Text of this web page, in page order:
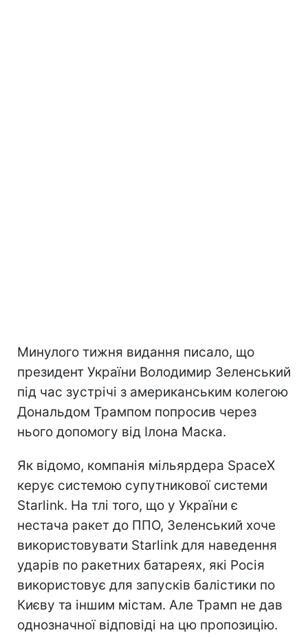
Минулого тижня видання писало, що
президент України Володимир Зеленський
під час зустрічі з американським колегою
Дональдом Трампом попросив через
нього допомогу від Ілона Маска.
Як відомо, компанія мільярдера SpaceX
керує системою супутникової системи
Starlink. На тлі того, що у України є
нестача ракет до ППО, Зеленський хоче
використовувати Starlink для наведення
ударів по ракетних батареях, які Росія
використовує для запусків балістики по
Києву та іншим містам. Але Трамп не дав
однозначної відповіді на цю пропозицію.